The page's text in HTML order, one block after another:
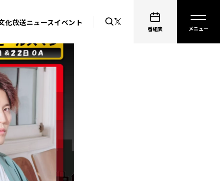
化放送ニュースイベント
番組表